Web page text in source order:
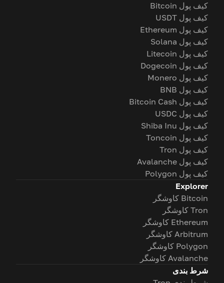
کیف پول Bitcoin
کیف پول USDT
کیف پول Ethereum
کیف پول Solana
کیف پول Litecoin
کیف پول Dogecoin
کیف پول Monero
کیف پول BNB
کیف پول Bitcoin Cash
کیف پول USDC
کیف پول Shiba Inu
کیف پول Toncoin
کیف پول Tron
کیف پول Avalanche
کیف پول Polygon
Explorer
Bitcoin کاوشگر
Tron کاوشگر
Ethereum کاوشگر
Arbitrum کاوشگر
Polygon کاوشگر
Avalanche کاوشگر
شرط بندی